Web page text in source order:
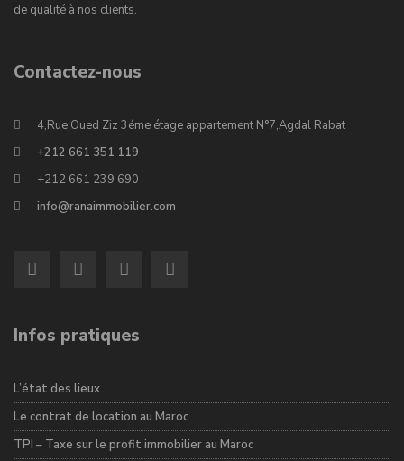
de qualité à nos clients.
Contactez-nous
4,Rue Oued Ziz 3éme étage appartement N°7,Agdal Rabat
+212 661 351 119
+212 661 239 690
info@ranaimmobilier.com
Infos pratiques
L’état des lieux
Le contrat de location au Maroc
TPI – Taxe sur le profit immobilier au Maroc